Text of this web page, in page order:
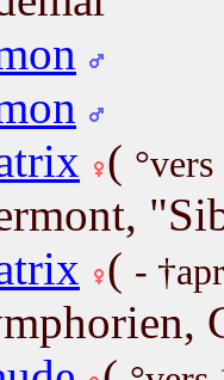
(
( -